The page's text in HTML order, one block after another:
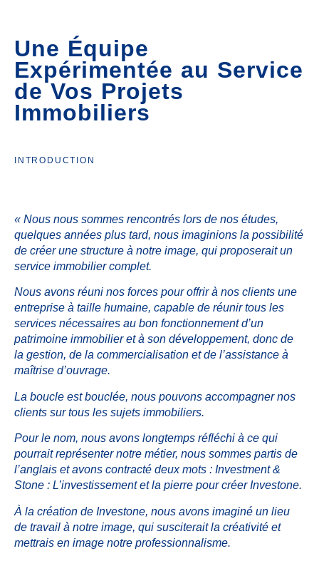
Une Équipe
Expérimentée au Service
de Vos Projets
Immobiliers
INTRODUCTION
« Nous nous sommes rencontrés lors de nos études,
quelques années plus tard, nous imaginions la possibilité
de créer une structure à notre image, qui proposerait un
service immobilier complet.
Nous avons réuni nos forces pour offrir à nos clients une
entreprise à taille humaine, capable de réunir tous les
services nécessaires au bon fonctionnement d’un
patrimoine immobilier et à son développement, donc de
la gestion, de la commercialisation et de l’assistance à
maîtrise d’ouvrage.
La boucle est bouclée, nous pouvons accompagner nos
clients sur tous les sujets immobiliers.
Pour le nom, nous avons longtemps réfléchi à ce qui
pourrait représenter notre métier, nous sommes partis de
l’anglais et avons contracté deux mots : Investment &
Stone : L’investissement et la pierre pour créer Investone.
À la création de Investone, nous avons imaginé un lieu
de travail à notre image, qui susciterait la créativité et
mettrais en image notre professionnalisme.